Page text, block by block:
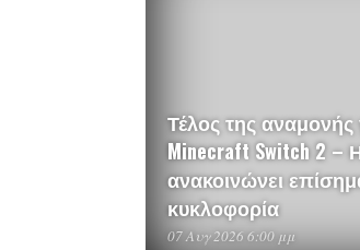
Τέλος της αναμονής
Minecraft Switch 2 –
ανακοινώνει
κυκλοφορία
07 Αυγ 2026 6:00 μμ